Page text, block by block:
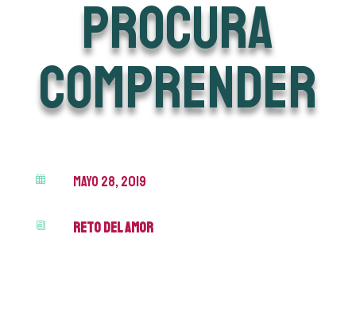
procura
comprender
 mayo 28, 2019
i Reto del Amor